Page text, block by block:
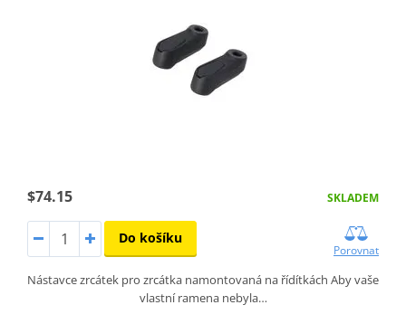
$74.15 SKLADEM
Do košíku
Porovnat
Nástavce zrcátek pro zrcátka namontovaná na řídítkách Aby vaše
vlastní ramena nebyla…